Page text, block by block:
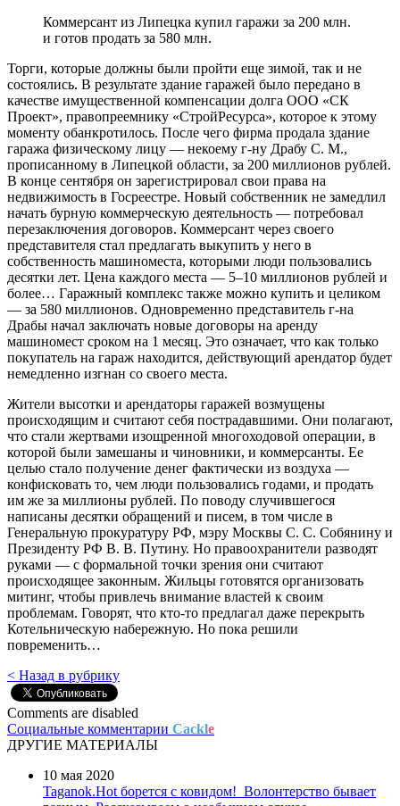
Коммерсант из Липецка купил гаражи за 200 млн.
и готов продать за 580 млн.
Торги, которые должны были пройти еще зимой, так и не
состоялись. В результате здание гаражей было передано в
качестве имущественной компенсации долга ООО «СК
Проект», правопреемнику «СтройРесурса», которое к этому
моменту обанкротилось. После чего фирма продала здание
гаража физическому лицу — некоему г-ну Драбу C. М.,
прописанному в Липецкой области, за 200 миллионов рублей.
В конце сентября он зарегистрировал свои права на
недвижимость в Госреестре. Новый собственник не замедлил
начать бурную коммерческую деятельность — потребовал
перезаключения договоров. Коммерсант через своего
представителя стал предлагать выкупить у него в
собственность машиноместа, которыми люди пользовались
десятки лет. Цена каждого места — 5–10 миллионов рублей и
более… Гаражный комплекс также можно купить и целиком
— за 580 миллионов. Одновременно представитель г-на
Драбы начал заключать новые договоры на аренду
машиномест сроком на 1 месяц. Это означает, что как только
покупатель на гараж находится, действующий арендатор будет
немедленно изгнан со своего места.
Жители высотки и арендаторы гаражей возмущены
происходящим и считают себя пострадавшими. Они полагают,
что стали жертвами изощренной многоходовой операции, в
которой были замешаны и чиновники, и коммерсанты. Ее
целью стало получение денег фактически из воздуха —
конфисковать то, чем люди пользовались годами, и продать
им же за миллионы рублей. По поводу случившегося
написаны десятки обращений и писем, в том числе в
Генеральную прокуратуру РФ, мэру Москвы С. С. Собянину и
Президенту РФ В. В. Путину. Но правоохранители разводят
руками — с формальной точки зрения они считают
происходящее законным. Жильцы готовятся организовать
митинг, чтобы привлечь внимание властей к своим
проблемам. Говорят, что кто-то предлагал даже перекрыть
Котельническую набережную. Но пока решили
повременить…
< Назад в рубрику
Comments are disabled
Социальные комментарии Cackle
ДРУГИЕ МАТЕРИАЛЫ
10 мая 2020
Taganok.Hot борется с ковидом! Волонтерство бывает